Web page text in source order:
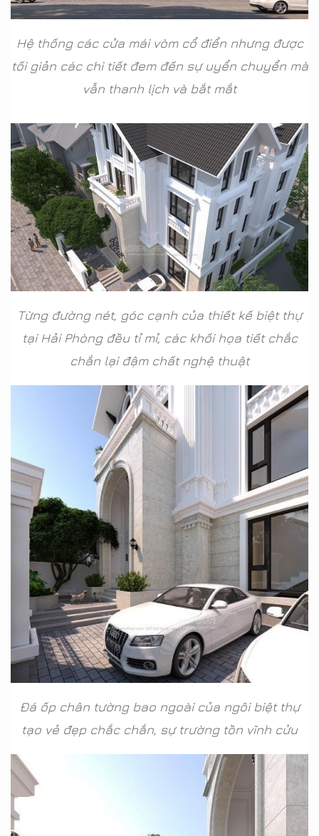
Hệ thống các cửa mái vòm cổ điển nhưng được
tối giản các chi tiết đem đến sự uyển chuyển mà
vẫn thanh lịch và bắt mắt
Từng đường nét, góc cạnh của thiết kế biệt thự
tại Hải Phòng đều tỉ mỉ, các khối họa tiết chắc
chắn lại đậm chất nghệ thuật
Đá ốp chân tường bao ngoài của ngôi biệt thự
tạo vẻ đẹp chắc chắn, sự trường tồn vĩnh cửu